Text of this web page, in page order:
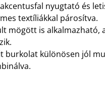
nyugtató és
textíliákkal párosítva.
mögött is
burkolat különösen jól